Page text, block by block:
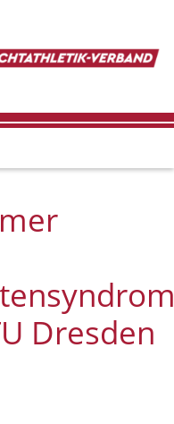
Dresden